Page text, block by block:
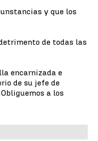
y que los
de todas las
encarnizada e
de su jefe de
a los